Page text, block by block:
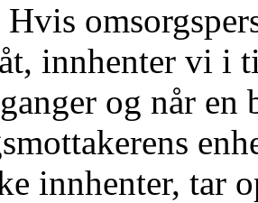
Hvis
innhenter vi i
og når
innhenter, tar